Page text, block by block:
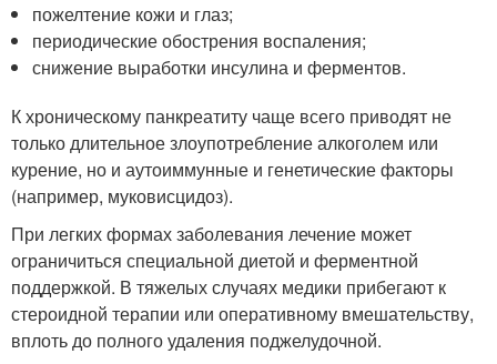
пожелтение кожи и глаз;
периодические обострения воспаления;
снижение выработки инсулина и ферментов.
К хроническому панкреатиту чаще всего приводят не
только длительное злоупотребление алкоголем или
курение, но и аутоиммунные и генетические факторы
(например, муковисцидоз).
При легких формах заболевания лечение может
ограничиться специальной диетой и ферментной
поддержкой. В тяжелых случаях медики прибегают к
стероидной терапии или оперативному вмешательству,
вплоть до полного удаления поджелудочной.